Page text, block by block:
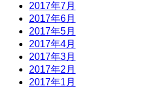
2017年7月
2017年6月
2017年5月
2017年4月
2017年3月
2017年2月
2017年1月